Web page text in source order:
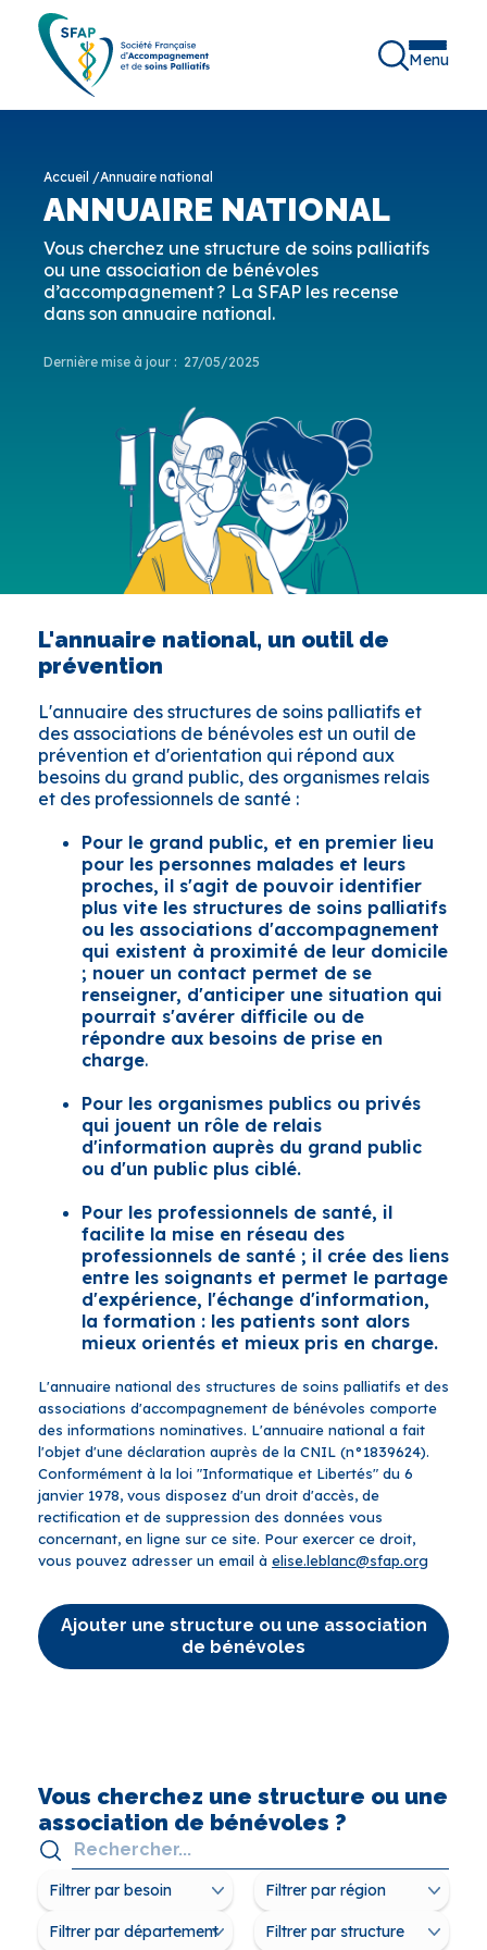
Menu
Accueil /Annuaire national
ANNUAIRE NATIONAL
Vous cherchez une structure de soins palliatifs
ou une association de bénévoles
d’accompagnement ? La SFAP les recense
dans son annuaire national.
Dernière mise à jour : 27/05/2025
L'annuaire national, un outil de
prévention
L'annuaire des structures de soins palliatifs et
des associations de bénévoles est un outil de
prévention et d'orientation qui répond aux
besoins du grand public, des organismes relais
et des professionnels de santé :
Pour le grand public, et en premier lieu
pour les personnes malades et leurs
proches, il s'agit de pouvoir identifier
plus vite les structures de soins palliatifs
ou les associations d'accompagnement
qui existent à proximité de leur domicile
; nouer un contact permet de se
renseigner, d'anticiper une situation qui
pourrait s'avérer difficile ou de
répondre aux besoins de prise en
charge.
Pour les organismes publics ou privés
qui jouent un rôle de relais
d'information auprès du grand public
ou d'un public plus ciblé.
Pour les professionnels de santé, il
facilite la mise en réseau des
professionnels de santé ; il crée des liens
entre les soignants et permet le partage
d'expérience, l'échange d'information,
la formation : les patients sont alors
mieux orientés et mieux pris en charge.
L'annuaire national des structures de soins palliatifs et des
associations d'accompagnement de bénévoles comporte
des informations nominatives. L'annuaire national a fait
l'objet d'une déclaration auprès de la CNIL (n°1839624).
Conformément à la loi "Informatique et Libertés" du 6
janvier 1978, vous disposez d'un droit d'accès, de
rectification et de suppression des données vous
concernant, en ligne sur ce site. Pour exercer ce droit,
vous pouvez adresser un email à elise.leblanc@sfap.org
Ajouter une structure ou une association
de bénévoles
Vous cherchez une structure ou une
association de bénévoles ?